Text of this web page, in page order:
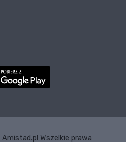
Amistad.pl Wszelkie prawa